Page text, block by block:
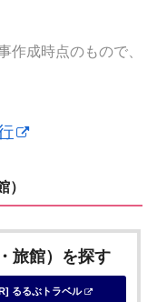
作成時点のもので、
旅館）を探す
るるぶトラベル